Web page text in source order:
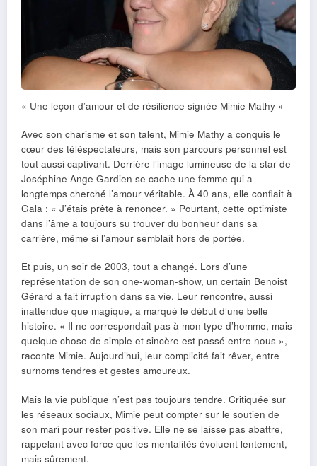
« Une leçon d’amour et de résilience signée Mimie Mathy »
Avec son charisme et son talent, Mimie Mathy a conquis le
cœur des téléspectateurs, mais son parcours personnel est
tout aussi captivant. Derrière l’image lumineuse de la star de
Joséphine Ange Gardien se cache une femme qui a
longtemps cherché l’amour véritable. À 40 ans, elle confiait à
Gala : « J’étais prête à renoncer. » Pourtant, cette optimiste
dans l’âme a toujours su trouver du bonheur dans sa
carrière, même si l’amour semblait hors de portée.
Et puis, un soir de 2003, tout a changé. Lors d’une
représentation de son one-woman-show, un certain Benoist
Gérard a fait irruption dans sa vie. Leur rencontre, aussi
inattendue que magique, a marqué le début d’une belle
histoire. « Il ne correspondait pas à mon type d’homme, mais
quelque chose de simple et sincère est passé entre nous »,
raconte Mimie. Aujourd’hui, leur complicité fait rêver, entre
surnoms tendres et gestes amoureux.
Mais la vie publique n’est pas toujours tendre. Critiquée sur
les réseaux sociaux, Mimie peut compter sur le soutien de
son mari pour rester positive. Elle ne se laisse pas abattre,
rappelant avec force que les mentalités évoluent lentement,
mais sûrement.